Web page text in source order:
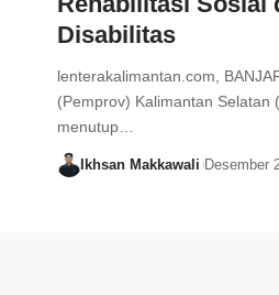
Disabilitas
lenterakalimantan.com,
(Pemprov) Kalimantan Selatan
menutup…
Ikhsan Makkawali Desember